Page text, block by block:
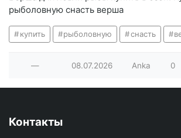
рыболовную снасть верша
купить рыболовную снасть
— 08.07.2026 Anka 0
Контакты